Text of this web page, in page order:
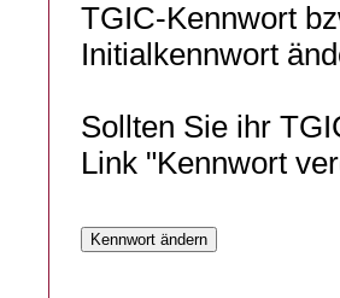
TGIC-Kennwort
Initialkennwort
Sollten Sie ihr
Link "Kennwort